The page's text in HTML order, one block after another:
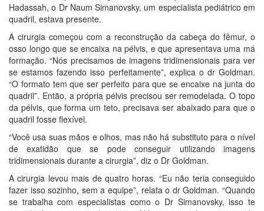
Hadassah, o Dr Naum Simanovsky, um especialista pediátrico em
quadril, estava presente.
A cirurgia começou com a reconstrução da cabeça do fêmur, o
osso longo que se encaixa na pélvis, e que apresentava uma má
formação. “Nós precisamos de imagens tridimensionais para ver
se estamos fazendo isso perfeitamente”, explica o dr Goldman.
“O formato tem que ser perfeito para que se encaixe na junta do
quadril”. Então, a própria pélvis precisou ser remodelada. O topo
da pélvis, que forma um teto, precisava ser abaixado para que o
quadril fosse flexível.
“Você usa suas mãos e olhos, mas não há substituto para o nível
de exatidão que se pode conseguir utilizando imagens
tridimensionais durante a cirurgia”, diz o Dr Goldman.
A cirurgia levou mais de quatro horas. “Eu não teria conseguido
fazer isso sozinho, sem a equipe”, relata o dr Goldman. “Quando
se trabalha com especialistas como o Dr Simanovsky, isso te